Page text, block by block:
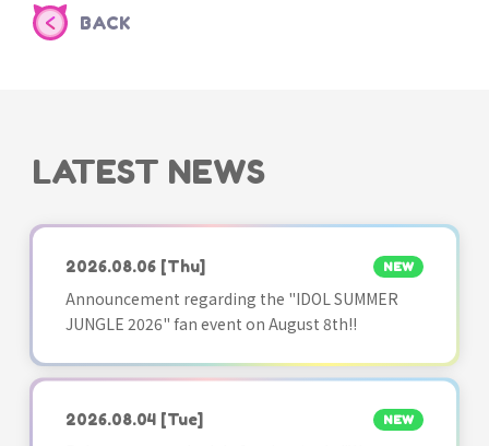
BACK
LATEST NEWS
2026.08.06 [Thu] NEW
Announcement regarding the "IDOL SUMMER
JUNGLE 2026" fan event on August 8th!!
2026.08.04 [Tue] NEW